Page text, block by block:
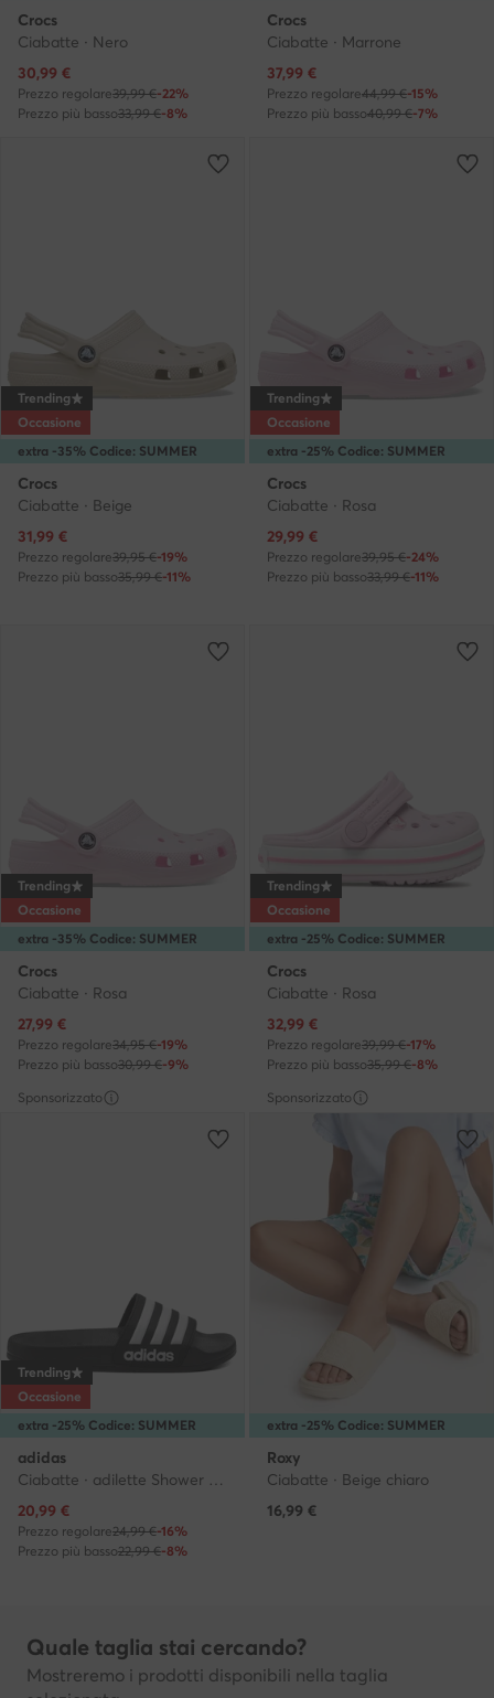
Crocs
Ciabatte · Nero
Prezzo attuale
30,99 €
Prezzo regolare39,99 €-22%
Prezzo più basso33,99 €-8%
Crocs
Ciabatte · Marrone
Prezzo attuale
37,99 €
Prezzo regolare44,99 €-15%
Prezzo più basso40,99 €-7%
extra -35% Codice: SUMMER
Trending
Occasione
Crocs
Ciabatte · Beige
Prezzo attuale
31,99 €
Prezzo regolare39,95 €-19%
Prezzo più basso35,99 €-11%
extra -25% Codice: SUMMER
Trending
Occasione
Crocs
Ciabatte · Rosa
Prezzo attuale
29,99 €
Prezzo regolare39,95 €-24%
Prezzo più basso33,99 €-11%
extra -35% Codice: SUMMER
Trending
Occasione
Crocs
Ciabatte · Rosa
Prezzo attuale
27,99 €
Prezzo regolare34,95 €-19%
Prezzo più basso30,99 €-9%
extra -25% Codice: SUMMER
Trending
Occasione
Crocs
Ciabatte · Rosa
Prezzo attuale
32,99 €
Prezzo regolare39,99 €-17%
Prezzo più basso35,99 €-8%
Sponsorizzato
extra -25% Codice: SUMMER
Trending
Occasione
adidas
Ciabatte · adilette Shower K G27625 · Nero
Prezzo attuale
20,99 €
Prezzo regolare24,99 €-16%
Prezzo più basso22,99 €-8%
Sponsorizzato
extra -25% Codice: SUMMER
Roxy
Ciabatte · Beige chiaro
16,99 €
Quale taglia stai cercando?
Mostreremo i prodotti disponibili nella taglia